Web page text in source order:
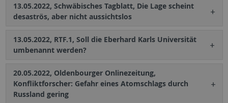
13.05.2022, Schwäbisches Tagblatt, Die Lage scheint
desaströs, aber nicht aussichtslos
13.05.2022, RTF.1, Soll die Eberhard Karls Universität
umbenannt werden?
20.05.2022, Oldenbourger Onlinezeitung,
Konfliktforscher: Gefahr eines Atomschlags durch
Russland gering